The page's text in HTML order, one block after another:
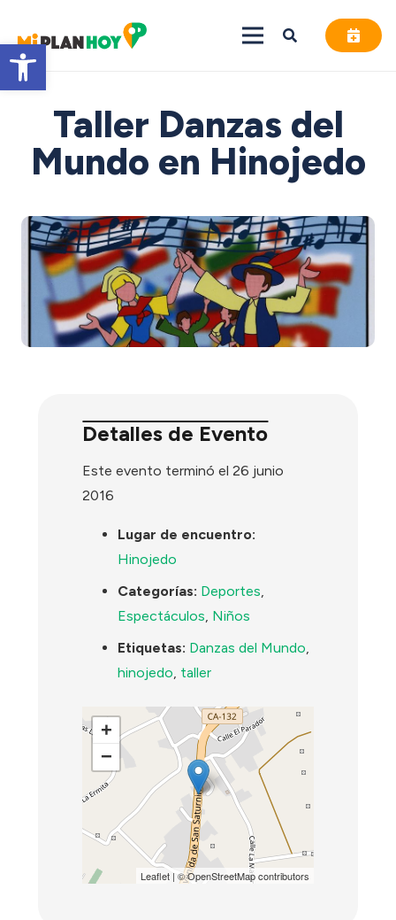
Abrir barra de herramientas
Taller Danzas del
Mundo en Hinojedo
Detalles de Evento
Este evento terminó el 26 junio
2016
Lugar de encuentro:
Hinojedo
Categorías: Deportes,
Espectáculos, Niños
Etiquetas: Danzas del Mundo,
hinojedo, taller
+
−
Leaflet| ©OpenStreetMapcontributors